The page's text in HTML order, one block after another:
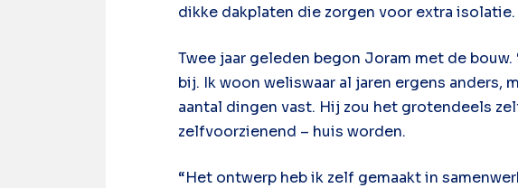
dikke dakplaten die zorgen voor extra isolatie.
Twee jaar geleden begon Joram met de
bij. Ik woon weliswaar al jaren ergens anders,
aantal dingen vast. Hij zou het grotendeels
zelfvoorzienend – huis worden.
“Het ontwerp heb ik zelf gemaakt in